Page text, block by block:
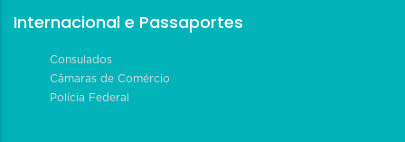
Internacional e Passaportes
Consulados
Câmaras de Comércio
Polícia Federal